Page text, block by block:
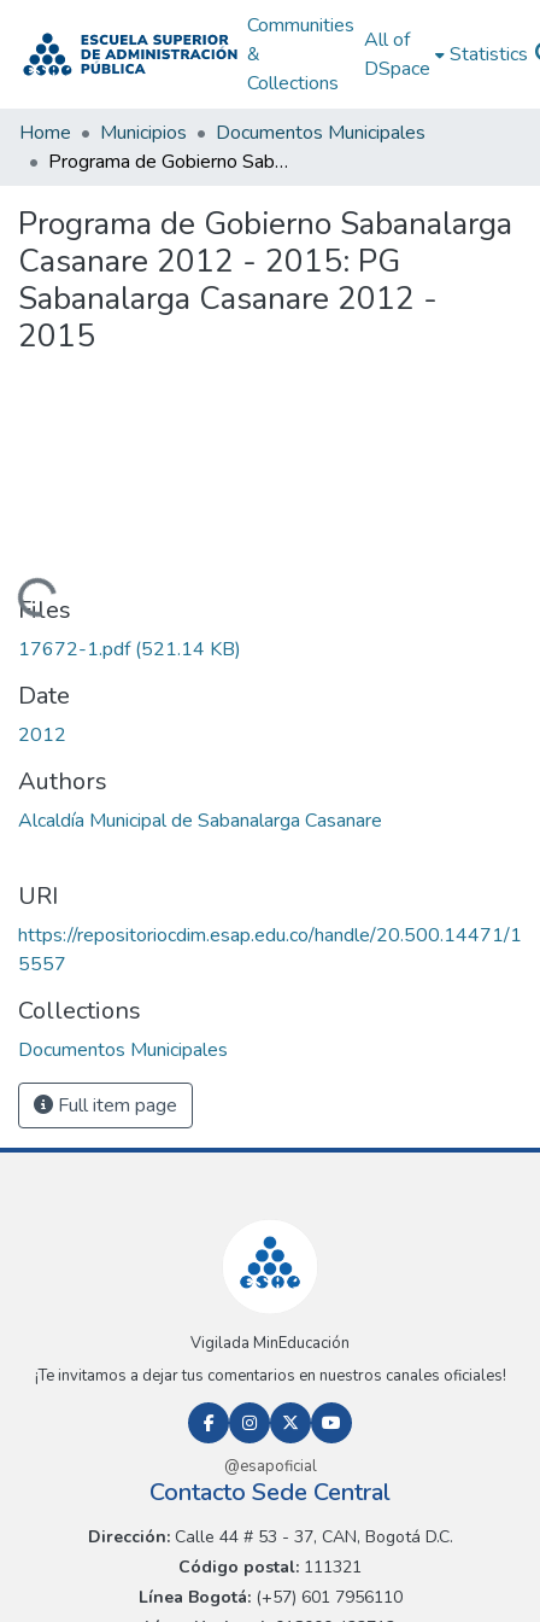
Communities
&
Collections
All of
DSpace
Statistics
Home Municipios
Documentos Municipales
Programa de Gobierno Sabanalarga Casanare 2012 - 2015: PG Sabanalarga Casanare 2012 - 2015
Programa de Gobierno Sabanalarga
Casanare 2012 - 2015: PG
Sabanalarga Casanare 2012 -
2015
Loading...
Files
17672-1.pdf(521.14 KB)
Date
2012
Authors
Alcaldía Municipal de Sabanalarga Casanare
URI
https://repositoriocdim.esap.edu.co/handle/20.500.14471/1
5557
Collections
Documentos Municipales
Full item page
Vigilada MinEducación
¡Te invitamos a dejar tus comentarios en nuestros canales oficiales!
@esapoficial
Contacto Sede Central
Dirección:Calle 44 # 53 - 37, CAN, Bogotá D.C.
Código postal: 111321
Línea Bogotá:(+57) 601 7956110